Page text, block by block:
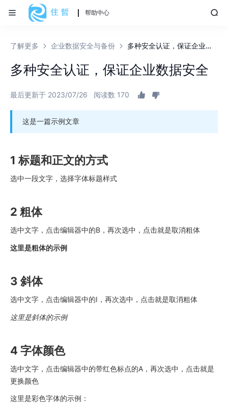
帮助中心
了解更多 企业数据安全与备份 多种安全认证，保证企业数据安全
多种安全认证，保证企业数据安全
最后更新于 2023/07/26 阅读数 170
这是一篇示例文章
1 标题和正文的方式
选中一段文字，选择字体标题样式
2 粗体
选中文字，点击编辑器中的B，再次选中，点击就是取消粗体
这里是粗体的示例
3 斜体
选中文字，点击编辑器中的I，再次选中，点击就是取消粗体
这里是斜体的示例
4 字体颜色
选中文字，点击编辑器中的带红色标点的A，再次选中，点击就是
更换颜色
这里是彩色字体的示例：